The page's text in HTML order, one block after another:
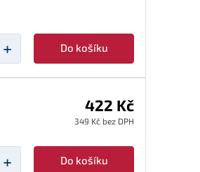
+ Do košíku
422 Kč
349 Kč bez DPH
+ Do košíku